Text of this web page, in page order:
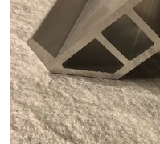
Grunn og isolasjon
HMS
Innstøpningsgods